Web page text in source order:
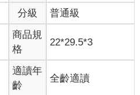
分級 普通級
商品規
格
22*29.5*3
適讀年
齡
全齡適讀